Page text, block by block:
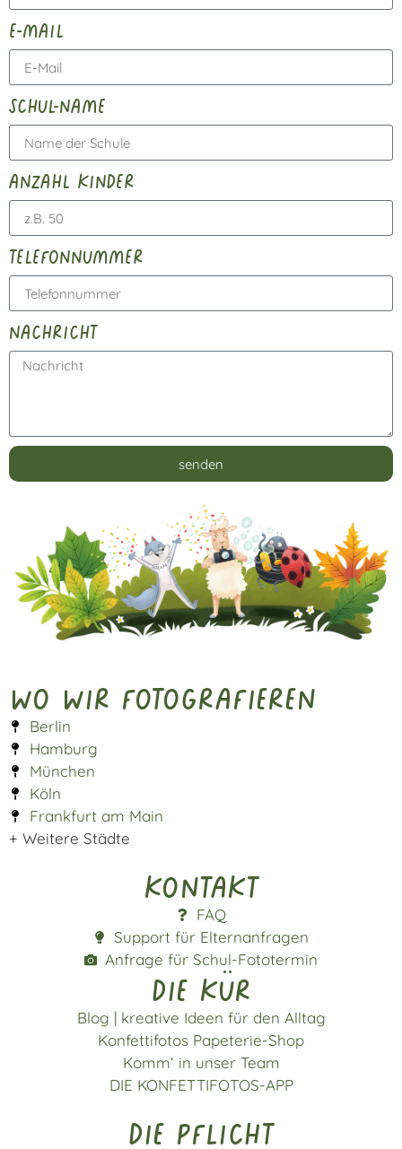
e-mail
schul-name
anzahl kinder
telefonnummer
nachricht
senden
Wo wir fotografieren
Berlin
Hamburg
München
Köln
Frankfurt am Main
+ Weitere Städte
Kontakt
FAQ
Support für Elternanfragen
Anfrage für Schul-Fototermin
die kür
Blog | kreative Ideen für den Alltag
Konfettifotos Papeterie-Shop
Komm‘ in unser Team
DIE KONFETTIFOTOS-APP
die pflicht